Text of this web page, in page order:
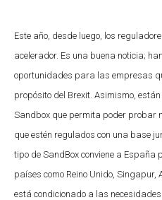
Este año, desde luego, los
acelerador. Es una buena noticia;
oportunidades para las empresas
propósito del Brexit. Asimismo,
Sandbox que permita poder probar
que estén regulados con una base
tipo de SandBox conviene a España
países como Reino Unido,
está condicionado a las